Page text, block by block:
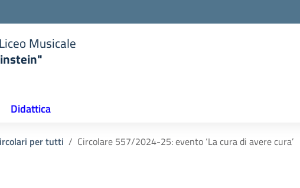
Musicale
Didattica
per tutti Circolare 557/2024-25: evento ‘La cura di avere cura’